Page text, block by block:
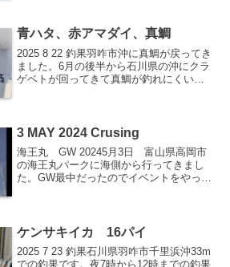
で...
青ハタ、赤アマダイ、真鯛
2025 8 22 釣果羽咋市沖に真鯛が戻ってき
ました。6月の後半から石川県の沖にクラ
ゲベトが回ってきて真鯛が釣れにくい状
3 MAY 2024 Crusing
海王丸 GW 20245月3日 富山県高岡市
の海王丸パークに海側から行ってきまし
た。GW最中だったのでイベントをやって
す。海猿の...
ケンサキイカ 16パイ
2025 7 23 釣果石川県羽咋市千里浜沖33m
での釣果です。夜7時から12時までの釣果